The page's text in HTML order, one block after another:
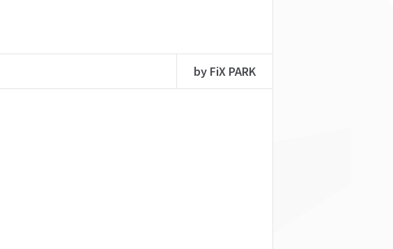
by FiX PARK